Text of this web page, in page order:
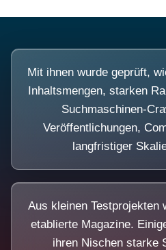
Mit ihnen wurde geprüft,
Inhaltsmengen, starken
Suchmaschinen-
Veröffentlichungen,
langfristiger
Aus kleinen Testprojekten
etablierte Magazine.
ihren Nischen starke